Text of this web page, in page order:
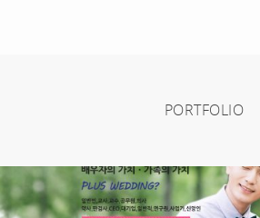
PORTFOLIO